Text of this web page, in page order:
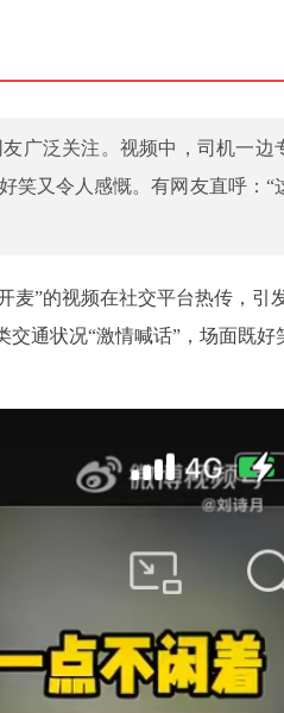
广泛关注。视频中，司机一边
笑又令人感慨。有网友直呼：“
麦”的视频在社交平台热传，引
通状况“激情喊话”，场面既好